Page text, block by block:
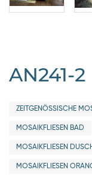
AN241-2
ZEITGENÖSSISCHE
MOSAIKFLIESEN BAD
MOSAIKFLIESEN
MOSAIKFLIESEN